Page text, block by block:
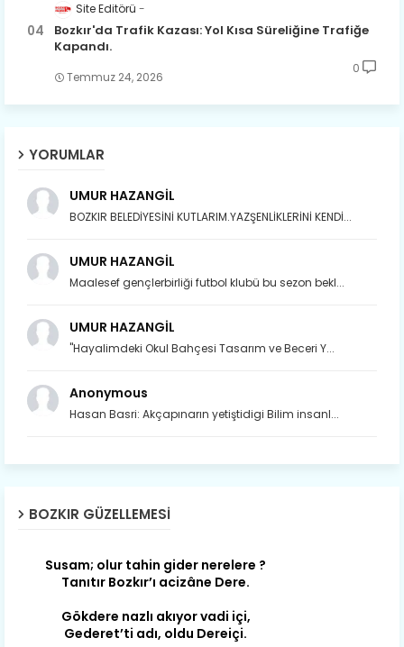
Site Editörü
Bozkır'da Trafik Kazası: Yol Kısa Süreliğine Trafiğe
Kapandı.
Temmuz 24, 2026
0
YORUMLAR
UMUR HAZANGİL
BOZKIR BELEDİYESİNİ KUTLARIM.YAZŞENLİKLERİNİ KENDİ...
UMUR HAZANGİL
Maalesef gençlerbirliği futbol klubü bu sezon bekl...
UMUR HAZANGİL
"Hayalimdeki Okul Bahçesi Tasarım ve Beceri Y...
Anonymous
Hasan Basri: Akçapınarın yetiştidigi Bilim insanl...
BOZKIR GÜZELLEMESI
Çat değişti, şimdi gülüyor Çağlayan.
Tanıtır Bozkır’ı acizâne Dere.
Gökdere nazlı akıyor vadi içi,
Gederet’ti adı, oldu Dereiçi.
Gökdere kıyıları yapılmış bağlar, Mert